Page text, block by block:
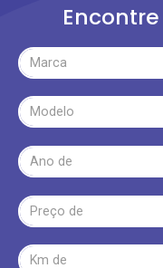
Marca
Modelo
Ano de
Preço de
Km de